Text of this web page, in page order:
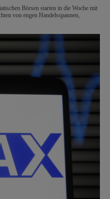
Börsen starten in die Woche mit
von engen Handelsspannen,